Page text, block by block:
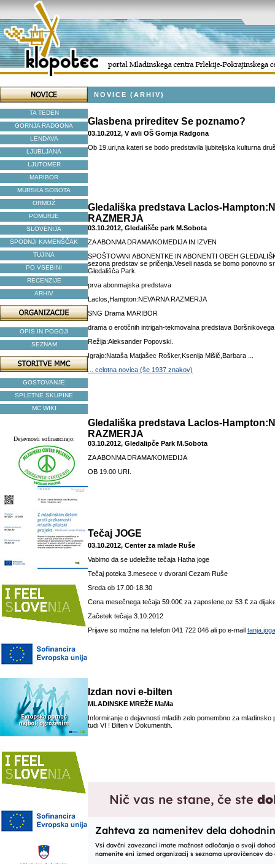
TA TEDEN
GORNJA RADGONA
LENDAVA
LJUBLJANA
LJUTOMER
MARIBOR
MURSKA SOBOTA
ORMOŽ
POMURJE
SLOVENIJA
SPODNJI KAMENŠČAK
TUJINA
PO VSEBINI
RECENZIJE
ARHIV
OPIS IN POGOJI
SEZNAM
GOSTOVANJE
SPLETNE SKUPINE
MC WIKI
Dejavnosti sofinancirajo:
NOVICE (ARHIV)
Glasbena prireditev Se poznamo?
03.10.2012, V avli OŠ Gornja Radgona
Ob 19.uri,na kateri se bodo predstavila ljubiteljska kulturna
Gledališka predstava Laclos-
RAZMERJA
03.10.2012, Gledališče park M.Sobota
ZA ABONMA DRAMA/KOMEDIJA IN IZVEN
SPOŠTOVANI ABONENTKE IN ABONENTI OBEH
sezona predstav se pričenja.Veseli nasda se bomo ponovno
Gledališča Park.
prva abonmajska predstava
Laclos,Hampton:NEVARNA RAZMERJA
SNG Drama MARIBOR
drama o erotičnih intrigah-tekmovalna predstava
Režija:Aleksander Popovski.
Igrajo:Nataša Matjašec Rošker,Ksenija Mišič,Barbara ...
... celotna novica (še 1937 znakov)
Gledališka predstava Laclos-
RAZMERJA
03.10.2012, Gledalipče Park M.Sobota
ZA ABONMA DRAMA/KOMEDIJA
OB 19.00 URI.
Tečaj JOGE
03.10.2012, Center za mlade Ruše
Vabimo da se udeležite tečaja Hatha joge
Tečaj poteka 3.mesece v dvorani Cezam Ruše
Sreda ob 17.00-18.30
Cena mesečnega tečaja 59.00€ za zaposlene,oz 53 € za
Začetek tečaja 3.10.2012
Prijave so možne na telefon 041 722 046 ali po e-mail
Izdan novi e-bilten
MLADINSKE MREŽE MaMa
Informiranje o dejavnosti mladih zelo pomembno za mladinsko
tudi VI ! Bilten v Dokumentih.